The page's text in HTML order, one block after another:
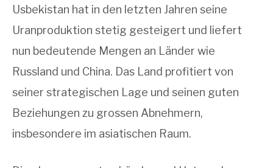
Usbekistan hat in den letzten Jahren seine
Uranproduktion stetig gesteigert und liefert
nun bedeutende Mengen an Länder wie
Russland und China. Das Land profitiert von
seiner strategischen Lage und seinen guten
Beziehungen zu grossen Abnehmern,
insbesondere im asiatischen Raum.